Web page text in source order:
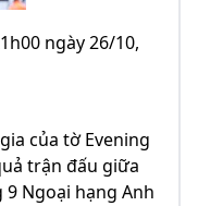
ngày 26/10,
của tờ Evening
trận đấu giữa
Ngoại hạng Anh